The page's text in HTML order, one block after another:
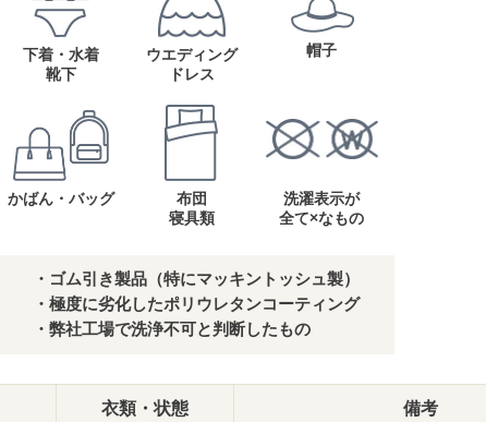
下着・水着
靴下
ウエディング
ドレス
帽子
かばん・バッグ
布団
寝具類
洗濯表示が
全て×なもの
・ゴム引き製品（特にマッキントッシュ製）
・極度に劣化したポリウレタンコーティング
・弊社工場で洗浄不可と判断したもの
衣類・状態 備考